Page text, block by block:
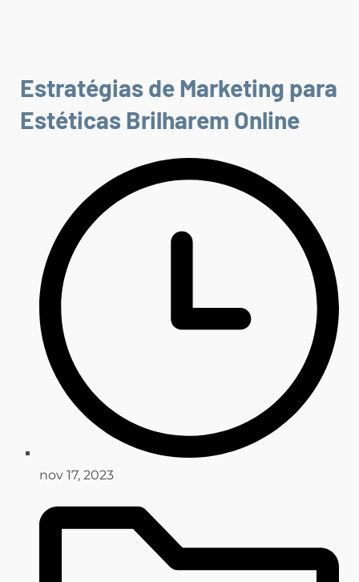
Estratégias de Marketing para
Estéticas Brilharem Online
nov 17, 2023